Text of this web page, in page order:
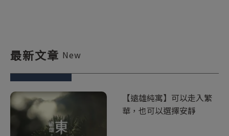
最新文章 New
【遠雄純寓】可以走入繁
華，也可以選擇安靜